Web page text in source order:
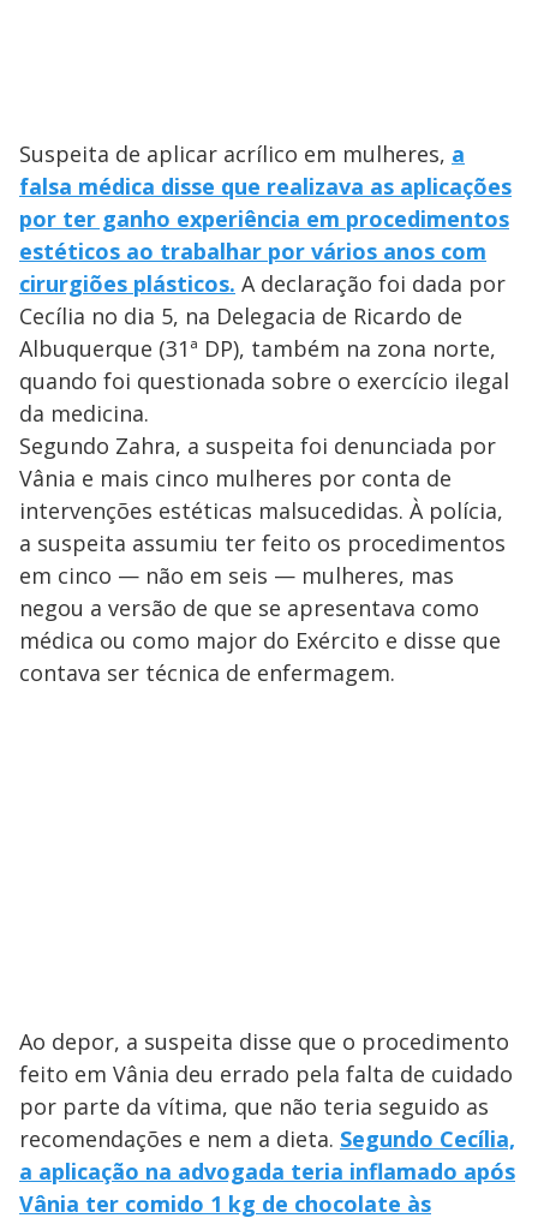
Suspeita de aplicar acrílico em mulheres, a
falsa médica disse que realizava as aplicações
por ter ganho experiência em procedimentos
estéticos ao trabalhar por vários anos com
cirurgiões plásticos. A declaração foi dada por
Cecília no dia 5, na Delegacia de Ricardo de
Albuquerque (31ª DP), também na zona norte,
quando foi questionada sobre o exercício ilegal
da medicina.
Segundo Zahra, a suspeita foi denunciada por
Vânia e mais cinco mulheres por conta de
intervenções estéticas malsucedidas. À polícia,
a suspeita assumiu ter feito os procedimentos
em cinco — não em seis — mulheres, mas
negou a versão de que se apresentava como
médica ou como major do Exército e disse que
contava ser técnica de enfermagem.
Ao depor, a suspeita disse que o procedimento
feito em Vânia deu errado pela falta de cuidado
por parte da vítima, que não teria seguido as
recomendações e nem a dieta. Segundo Cecília,
a aplicação na advogada teria inflamado após
Vânia ter comido 1 kg de chocolate às